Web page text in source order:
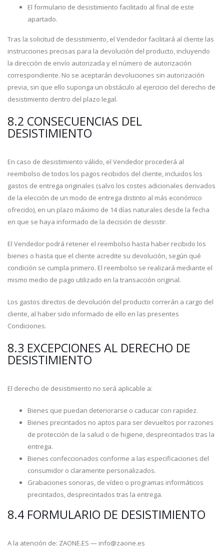
El formulario de desistimiento facilitado al final de este
apartado.
Tras la solicitud de desistimiento, el Vendedor facilitará al cliente las
instrucciones precisas para la devolución del producto, incluyendo
la dirección de envío autorizada y el número de autorización
correspondiente. No se aceptarán devoluciones sin autorización
previa, sin que ello suponga un obstáculo al ejercicio del derecho de
desistimiento dentro del plazo legal.
8.2 CONSECUENCIAS DEL
DESISTIMIENTO
En caso de desistimiento válido, el Vendedor procederá al
reembolso de todos los pagos recibidos del cliente, incluidos los
gastos de entrega originales (salvo los costes adicionales derivados
de la elección de un modo de entrega distinto al más económico
ofrecido), en un plazo máximo de 14 días naturales desde la fecha
en que se haya informado de la decisión de desistir.
El Vendedor podrá retener el reembolso hasta haber recibido los
bienes o hasta que el cliente acredite su devolución, según qué
condición se cumpla primero. El reembolso se realizará mediante el
mismo medio de pago utilizado en la transacción original.
Los gastos directos de devolución del producto correrán a cargo del
cliente, al haber sido informado de ello en las presentes
Condiciones.
8.3 EXCEPCIONES AL DERECHO DE
DESISTIMIENTO
El derecho de desistimiento no será aplicable a:
Bienes que puedan deteriorarse o caducar con rapidez.
Bienes precintados no aptos para ser devueltos por razones
de protección de la salud o de higiene, desprecintados tras la
entrega.
Bienes confeccionados conforme a las especificaciones del
consumidor o claramente personalizados.
Grabaciones sonoras, de vídeo o programas informáticos
precintados, desprecintados tras la entrega.
8.4 FORMULARIO DE DESISTIMIENTO
A la atención de: ZAONE.ES — info@zaone.es